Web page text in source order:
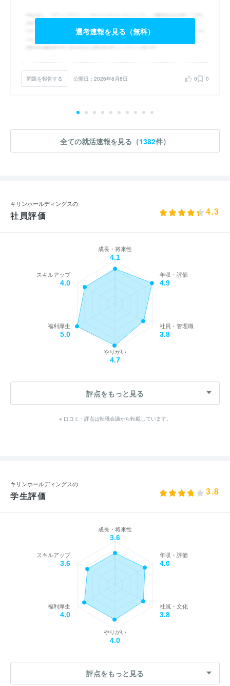
選考速報を見る（無料）
問題を報告する 公開日：2026年8月8日 0 0
全ての就活速報を見る（1382件）
キリンホールディングスの
社員評価 4.3
成長・将来性
4.1
年収・評価
4.9
社員・管理職
3.8
やりがい
4.7
福利厚生
5.0
スキルアップ
4.0
評点をもっと見る
※ 口コミ・評点は転職会議から転載しています。
キリンホールディングスの
学生評価 3.8
成長・将来性
3.6
年収・評価
4.0
社風・文化
3.8
やりがい
4.0
福利厚生
4.0
スキルアップ
3.6
評点をもっと見る